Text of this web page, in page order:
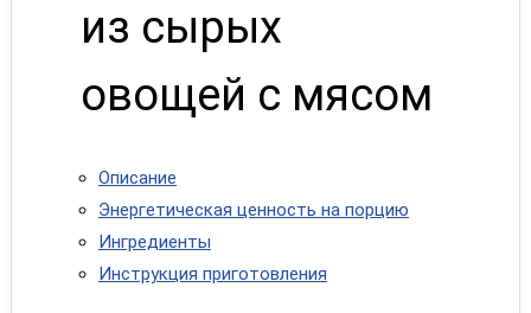
из сырых
овощей с мясом
Описание
Энергетическая ценность на порцию
Ингредиенты
Инструкция приготовления